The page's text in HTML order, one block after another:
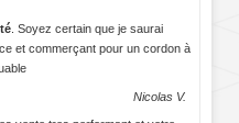
. Soyez certain que je saurai
et commerçant pour un cordon à
Nicolas V.